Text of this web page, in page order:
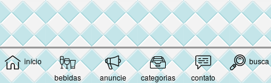
início
bebidas
anuncie categorias contato
busca